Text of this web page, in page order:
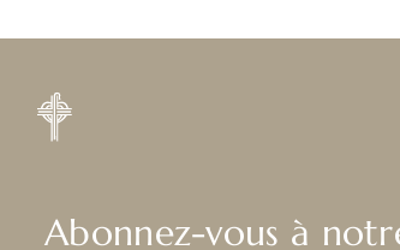
Abonnez-vous à